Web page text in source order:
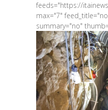
feeds="https://
max="7"
summary="no"